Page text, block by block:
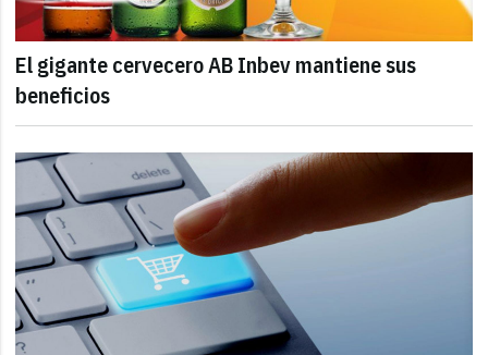
El gigante cervecero AB Inbev mantiene sus
beneficios